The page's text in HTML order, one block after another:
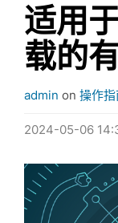
适用
载的
admin on 操作
2024-05-06